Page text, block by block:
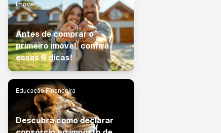
Imóveis
Antes de comprar o
primeiro imóvel, confira
essas 6 dicas!
Educação Financeira
Descubra como declarar